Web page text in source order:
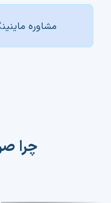
مشاوره
چرا